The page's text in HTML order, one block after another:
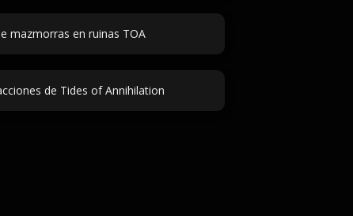
mazmorras en ruinas TOA
de Tides of Annihilation